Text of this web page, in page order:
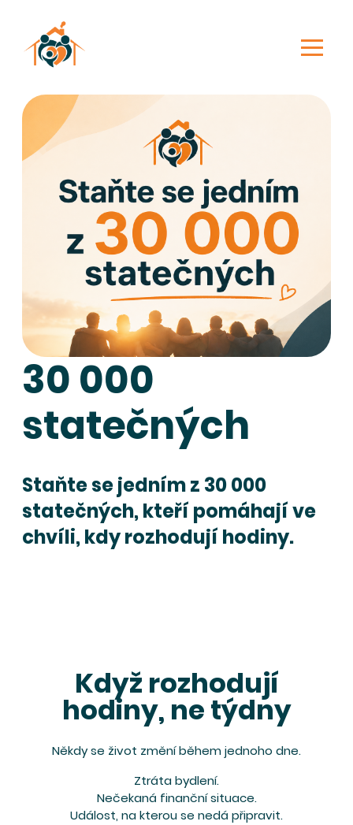
30 000
statečných
Staňte se jedním z 30 000
statečných, kteří pomáhají ve
chvíli, kdy rozhodují hodiny.
Když rozhodují
hodiny, ne týdny
Někdy se život změní během jednoho dne.
Ztráta bydlení.
Nečekaná finanční situace.
Událost, na kterou se nedá připravit.